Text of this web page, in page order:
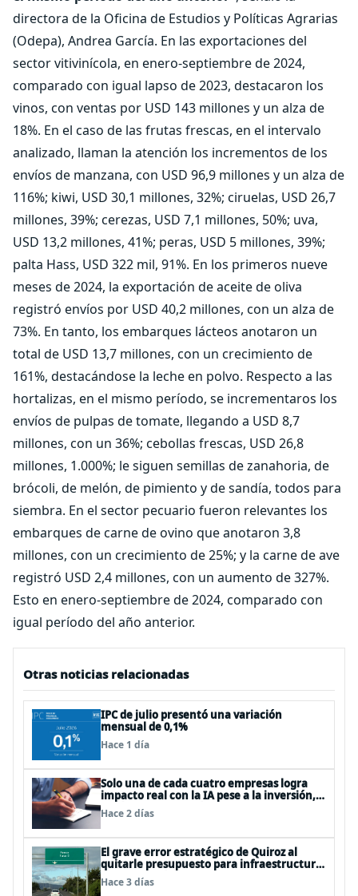
directora de la Oficina de Estudios y Políticas Agrarias
(Odepa), Andrea García. En las exportaciones del
sector vitivinícola, en enero-septiembre de 2024,
comparado con igual lapso de 2023, destacaron los
vinos, con ventas por USD 143 millones y un alza de
18%. En el caso de las frutas frescas, en el intervalo
analizado, llaman la atención los incrementos de los
envíos de manzana, con USD 96,9 millones y un alza de
116%; kiwi, USD 30,1 millones, 32%; ciruelas, USD 26,7
millones, 39%; cerezas, USD 7,1 millones, 50%; uva,
USD 13,2 millones, 41%; peras, USD 5 millones, 39%;
palta Hass, USD 322 mil, 91%. En los primeros nueve
meses de 2024, la exportación de aceite de oliva
registró envíos por USD 40,2 millones, con un alza de
73%. En tanto, los embarques lácteos anotaron un
total de USD 13,7 millones, con un crecimiento de
161%, destacándose la leche en polvo. Respecto a las
hortalizas, en el mismo período, se incrementaros los
envíos de pulpas de tomate, llegando a USD 8,7
millones, con un 36%; cebollas frescas, USD 26,8
millones, 1.000%; le siguen semillas de zanahoria, de
brócoli, de melón, de pimiento y de sandía, todos para
siembra. En el sector pecuario fueron relevantes los
embarques de carne de ovino que anotaron 3,8
millones, con un crecimiento de 25%; y la carne de ave
registró USD 2,4 millones, con un aumento de 327%.
Esto en enero-septiembre de 2024, comparado con
igual período del año anterior.
Otras noticias relacionadas
IPC de julio presentó una variación
mensual de 0,1%
Hace 1 día
Solo una de cada cuatro empresas logra
impacto real con la IA pese a la inversión,
según el Foro Económico Mundial
Hace 2 días
El grave error estratégico de Quiroz al
quitarle presupuesto para infraestructura
vial del Biobío
Hace 3 días